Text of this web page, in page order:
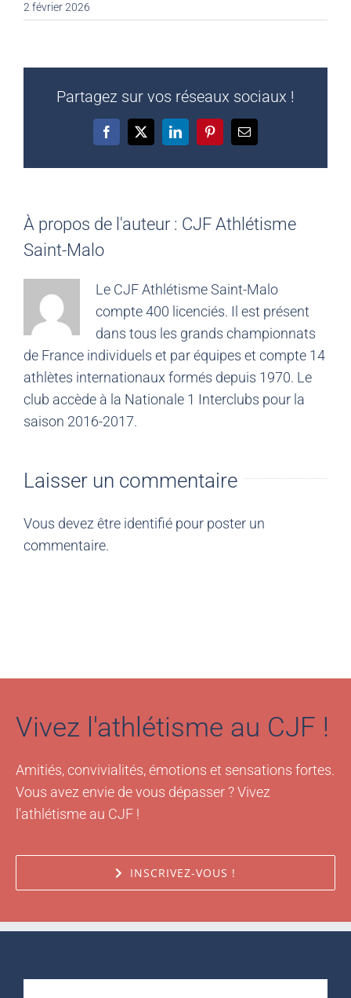
2 février 2026
Partagez sur vos réseaux sociaux !
Facebook
X LinkedInPinterestEmail
À propos de l'auteur : CJF Athlétisme
Saint-Malo
Le CJF Athlétisme Saint-Malo
compte 400 licenciés. Il est présent
dans tous les grands championnats
de France individuels et par équipes et compte 14
athlètes internationaux formés depuis 1970. Le
club accède à la Nationale 1 Interclubs pour la
saison 2016-2017.
Laisser un commentaire
Vous devez être identifié pour poster un
commentaire.
Vivez l'athlétisme au CJF !
Amitiés, convivialités, émotions et sensations fortes.
Vous avez envie de vous dépasser ? Vivez
l'athlétisme au CJF !
INSCRIVEZ-VOUS !